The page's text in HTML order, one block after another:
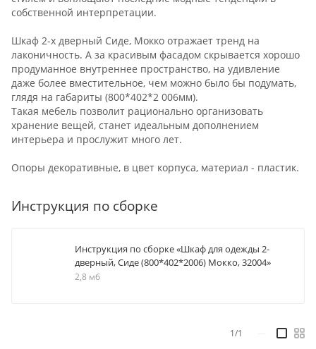
собственной интерпретации.
Шкаф 2-х дверный Сиде, Мокко отражает тренд на
лаконичность. А за красивым фасадом скрывается хорошо
продуманное внутреннее пространство, на удивление
даже более вместительное, чем можно было бы подумать,
глядя на габариты (800*402*2 006мм).
Такая мебель позволит рационально организовать
хранение вещей, станет идеальным дополнением
интерьера и прослужит много лет.
Опоры декоративные, в цвет корпуса, материал - пластик.
Инструкция по сборке
Инструкция по сборке «Шкаф для одежды 2-
дверный, Сиде (800*402*2006) Мокко, 32004»
2,8 мб
1/1